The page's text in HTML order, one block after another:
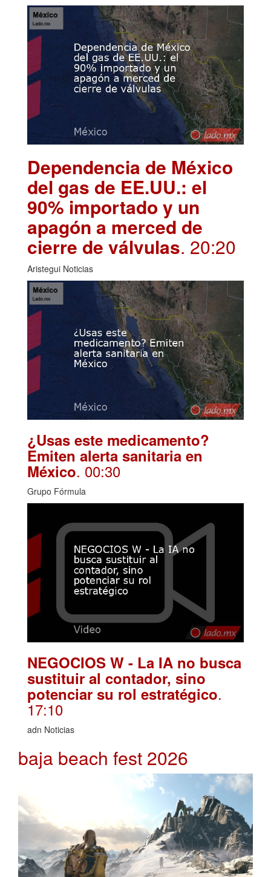
Dependencia de México
del gas de EE.UU.: el
90% importado y un
apagón a merced de
cierre de válvulas. 20:20
Aristegui Noticias
¿Usas este medicamento?
Emiten alerta sanitaria en
México. 00:30
Grupo Fórmula
NEGOCIOS W - La IA no busca
sustituir al contador, sino
potenciar su rol estratégico.
17:10
adn Noticias
baja beach fest 2026